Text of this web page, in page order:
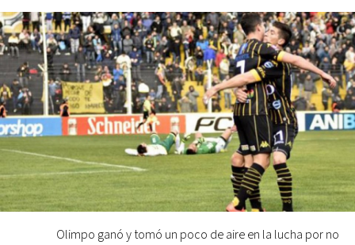
Olimpo ganó y tomó un poco de aire en la lucha por no